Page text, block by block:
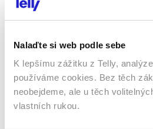
Nalaďte si web podle sebe
K lepšímu zážitku z Telly,
používáme cookies. Bez těch
neobejdeme, ale u těch
vlastních rukou.
po celé EU, a to až na